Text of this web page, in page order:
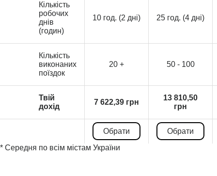
Кількість
робочих
днів
(годин)
10 год. (2 дні) 25 год. (4 дні)
Кількість
виконаних
поїздок
20 + 50 - 100
Твій
дохід
7 622,39 грн
13 810,50
грн
Обрати
Обрати
* Середня по всім містам України